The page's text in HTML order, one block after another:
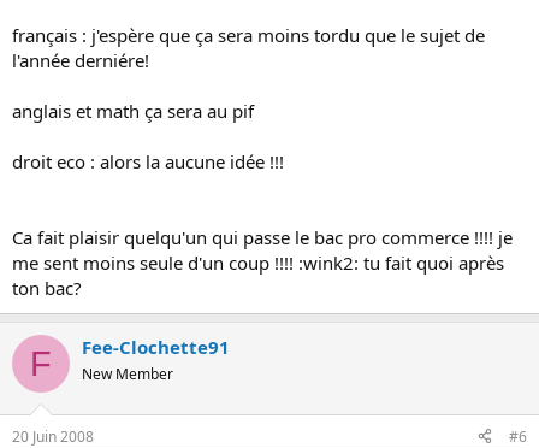
français : j'espère que ça sera moins tordu que le sujet de
l'année derniére!
anglais et math ça sera au pif
droit eco : alors la aucune idée !!!
Ca fait plaisir quelqu'un qui passe le bac pro commerce !!!! je
me sent moins seule d'un coup !!!! :wink2: tu fait quoi après
ton bac?
F Fee-Clochette91
New Member
20 Juin 2008 #6